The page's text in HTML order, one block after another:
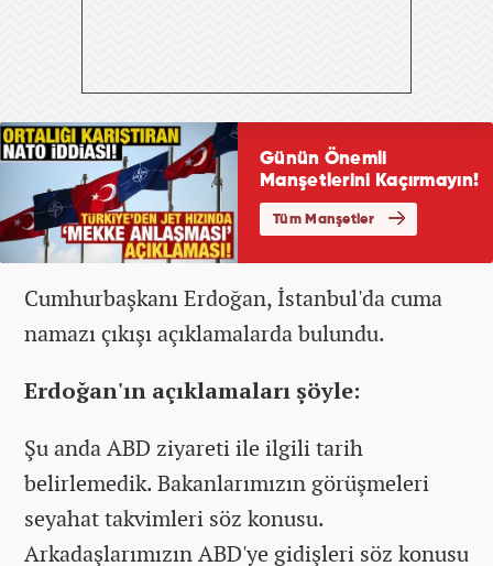
Cumhurbaşkanı Erdoğan, İstanbul'da cuma
namazı çıkışı açıklamalarda bulundu.
Erdoğan'ın açıklamaları şöyle:
Şu anda ABD ziyareti ile ilgili tarih
belirlemedik. Bakanlarımızın görüşmeleri
seyahat takvimleri söz konusu.
Arkadaşlarımızın ABD'ye gidişleri söz konusu